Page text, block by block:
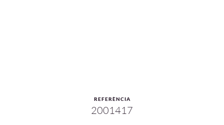
REFERÈNCIA
2001417